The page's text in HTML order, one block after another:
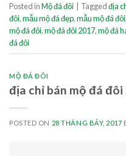
Posted inMộ đá đôi Taggedđịa
đôi,mẫu mộ đá đẹp,mẫu mộ đá đôi,
mộ đá đôi,mộ đá đôi 2017,mộ đá
đá đôi
MỘ ĐÁ ĐÔI
địa chỉ bán mộ đá đôi
POSTED ON 28 THÁNG BẢY, 2017